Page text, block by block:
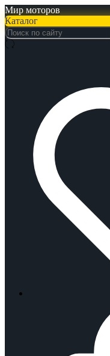
Мир моторов
Каталог